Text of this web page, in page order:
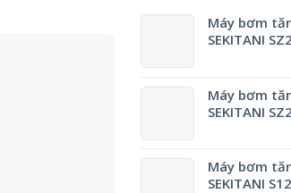
Máy bơm
SEKITANI
Máy bơm
SEKITANI
Máy bơm
SEKITANI